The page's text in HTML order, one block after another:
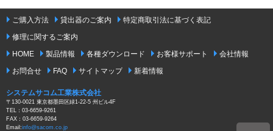
ご購入方法 貸出器のご案内
特定商取引法に基づく表記
修理に関するご案内
HOME
製品情報 各種ダウンロード お客様サポート
会社情報
お問合せ
FAQ サイトマップ 新着情報
システムサコム工業株式会社
〒130-0021 東京都墨田区緑1-22-5 州ビル4F
TEL：03-6659-9261
FAX：03-6659-9264
Email:info@sacom.co.jp